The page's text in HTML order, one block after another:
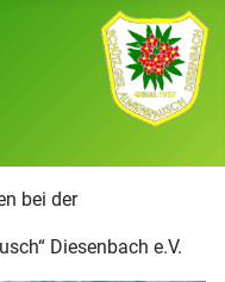
bei der
Diesenbach e.V.